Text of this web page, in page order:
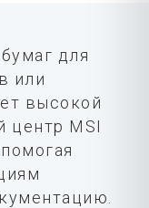
для
или
высокой
центр MSI